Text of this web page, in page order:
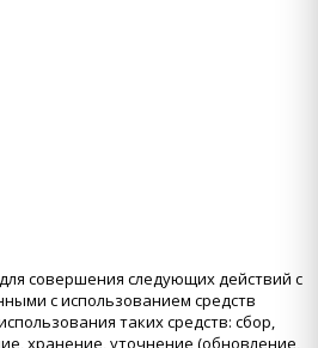
совершения следующих действий с
с использованием средств
таких средств: сбор,
хранение, уточнение (обновление,